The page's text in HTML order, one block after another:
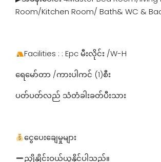
Room/Kitchen Room/ Bath& WC &
Facilities : : Epc မီးလိုင်း /W-H
ရေမော်တာ /ကားပါကင် (1)စီး
ပတ်ပတ်လည် သံတံခါးခတ်ပီးသား
ငွေပေးချေမှုများ
ညှိုနှိုင်းဝယ်ယူနိုင်ပါသည်။